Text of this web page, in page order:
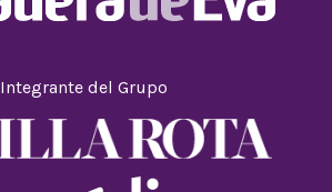
Integrante del Grupo